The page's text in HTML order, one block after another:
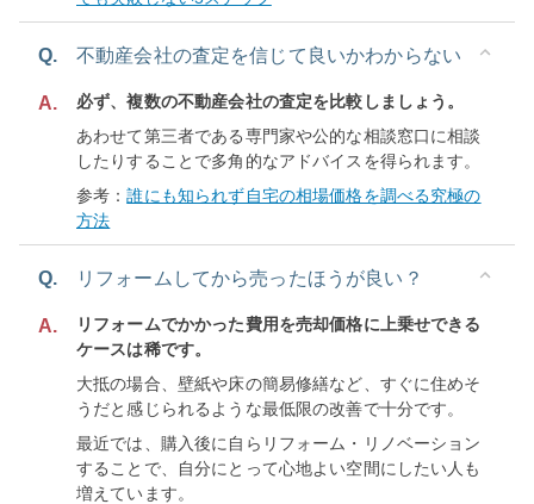
Q. 不動産会社の査定を信じて良いかわからない
A.
必ず、複数の不動産会社の査定を比較しましょう。
あわせて第三者である専門家や公的な相談窓口に相談
したりすることで多角的なアドバイスを得られます。
参考：誰にも知られず自宅の相場価格を調べる究極の
方法
Q. リフォームしてから売ったほうが良い？
A.
リフォームでかかった費用を売却価格に上乗せできる
ケースは稀です。
大抵の場合、壁紙や床の簡易修繕など、すぐに住めそ
うだと感じられるような最低限の改善で十分です。
最近では、購入後に自らリフォーム・リノベーション
することで、自分にとって心地よい空間にしたい人も
増えています。